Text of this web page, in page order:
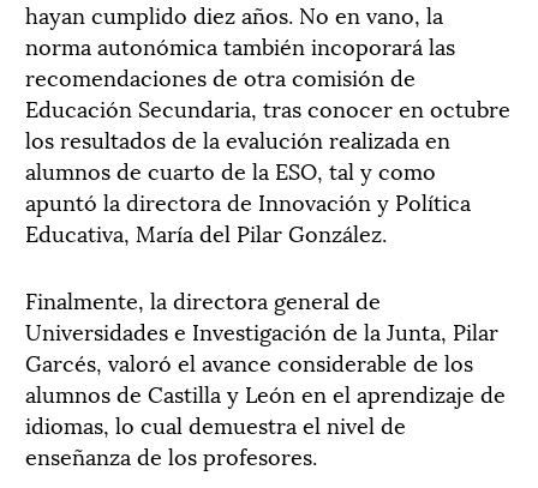
hayan cumplido diez años. No en vano, la
norma autonómica también incoporará las
recomendaciones de otra comisión de
Educación Secundaria, tras conocer en octubre
los resultados de la evalución realizada en
alumnos de cuarto de la ESO, tal y como
apuntó la directora de Innovación y Política
Educativa, María del Pilar González.
Finalmente, la directora general de
Universidades e Investigación de la Junta, Pilar
Garcés, valoró el avance considerable de los
alumnos de Castilla y León en el aprendizaje de
idiomas, lo cual demuestra el nivel de
enseñanza de los profesores.